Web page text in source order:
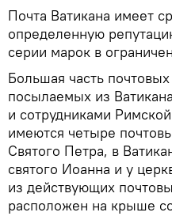
Почта Ватикана имеет
определенную
серии марок в
Большая часть
посылаемых из
и сотрудниками
имеются четыре
Святого Петра, в
святого Иоанна и у
из действующих
расположен на крыше